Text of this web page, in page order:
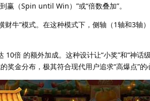
赢（Spin until Win）”或“倍数叠加”。
牛”模式。在这种模式下，侧轴（1轴和3轴
倍 的额外加成。这种设计让“小奖”和“神话
奖金分布，极其符合现代用户追求“高爆点”的